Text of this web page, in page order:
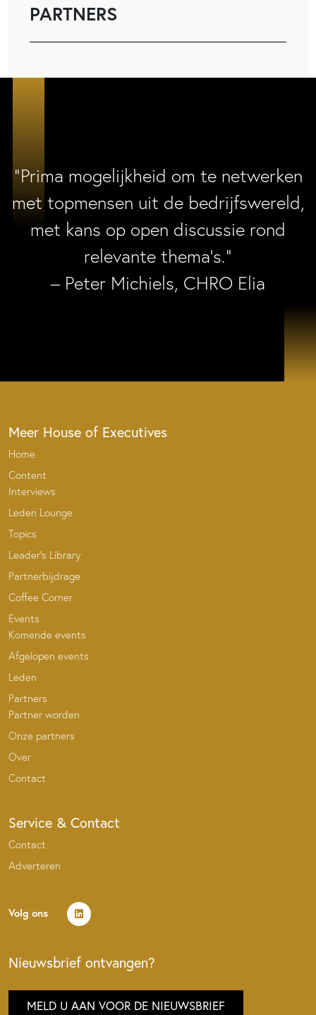
PARTNERS
“Prima mogelijkheid om te netwerken
met topmensen uit de bedrijfswereld,
met kans op open discussie rond
relevante thema’s.”
– Peter Michiels, CHRO Elia
Meer House of Executives
Home
Content
Interviews
Leden Lounge
Topics
Leader’s Library
Partnerbijdrage
Coffee Corner
Events
Komende events
Afgelopen events
Leden
Partners
Partner worden
Onze partners
Over
Contact
Service & Contact
Contact
Adverteren
Volg ons
Nieuwsbrief ontvangen?
MELD U AAN VOOR DE NIEUWSBRIEF